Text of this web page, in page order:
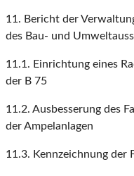
11. Bericht der
des Bau- und
11.1. Einrichtung eines
der B 75
11.2. Ausbesserung des
der Ampelanlagen
11.3. Kennzeichnung der